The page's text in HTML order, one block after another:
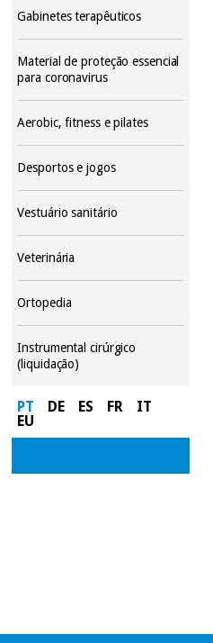
Gabinetes terapêuticos
Material de proteção essencial
para coronavirus
Aerobic, fitness e pilates
Desportos e jogos
Vestuário sanitário
Veterinária
Ortopedia
Instrumental cirúrgico
(liquidação)
PT DE ES FR
IT
EU